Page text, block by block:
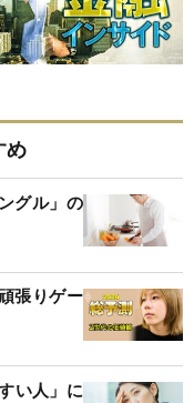
め
グル」の
張りゲー
い人」に